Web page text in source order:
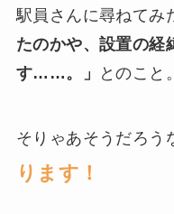
駅員さんに尋ねてみ
たのかや、設置の経
す……。」
とのこと。
そりゃあそうだろう
ります！